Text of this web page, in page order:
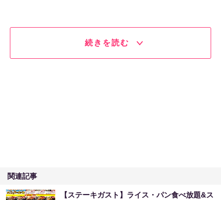
続きを読む
関連記事
【ステーキガスト】ライス・パン食べ放題&ス